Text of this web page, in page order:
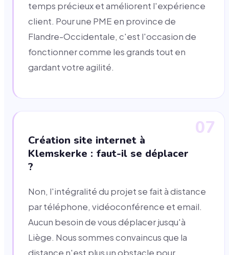
temps précieux et améliorent l'expérience
client. Pour une PME en province de
Flandre-Occidentale, c'est l'occasion de
fonctionner comme les grands tout en
gardant votre agilité.
07
Création site internet à
Klemskerke : faut-il se déplacer
?
Non, l'intégralité du projet se fait à distance
par téléphone, vidéoconférence et email.
Aucun besoin de vous déplacer jusqu'à
Liège. Nous sommes convaincus que la
distance n'est plus un obstacle pour